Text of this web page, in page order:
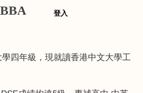
登入
四年級， 現就讀香港中文大學工